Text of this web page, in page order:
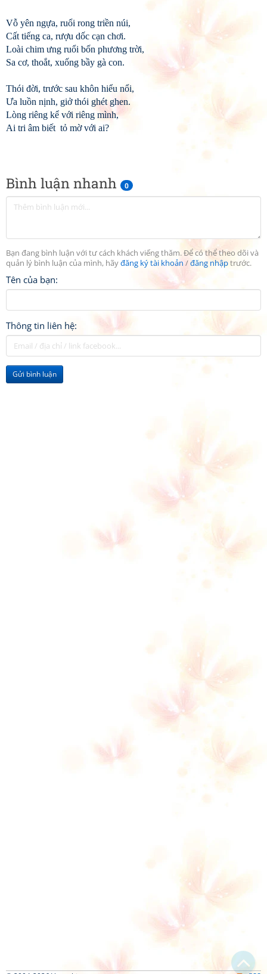
Bình luận nhanh 0
Bạn đang bình luận với tư cách khách viếng thăm. Để có thể theo dõi và
quản lý bình luận của mình, hãyđăng ký tài khoản/đăng nhậptrước.
Tên của bạn:
Thông tin liên hệ:
Gửi bình luận
Vỗ yên ngựa, ruổi rong triền núi,
Cất tiếng ca, rượu dốc cạn chơi.
Loài chim ưng ruổi bốn phương trời,
Sa cơ, thoắt, xuống bầy gà con.
Thói đời, trước sau khôn hiểu nổi,
Ưa luồn nịnh, giở thói ghét ghen.
Lòng riêng kể với riêng mình,
Ai tri âm biết tỏ mờ với ai?